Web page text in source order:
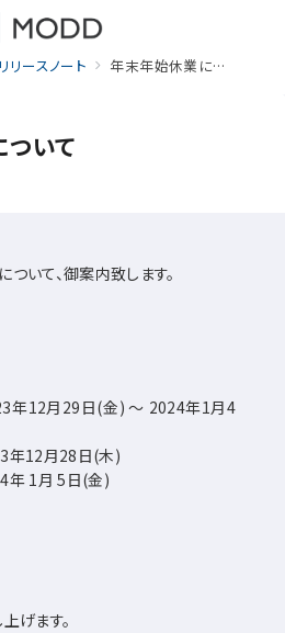
リリースノート 年末年始休業について
いて
いて、御案内致します。
12月29日(金) 〜 2024年1月4
年12月28日(木)
年 1月 5日(金)
げます。